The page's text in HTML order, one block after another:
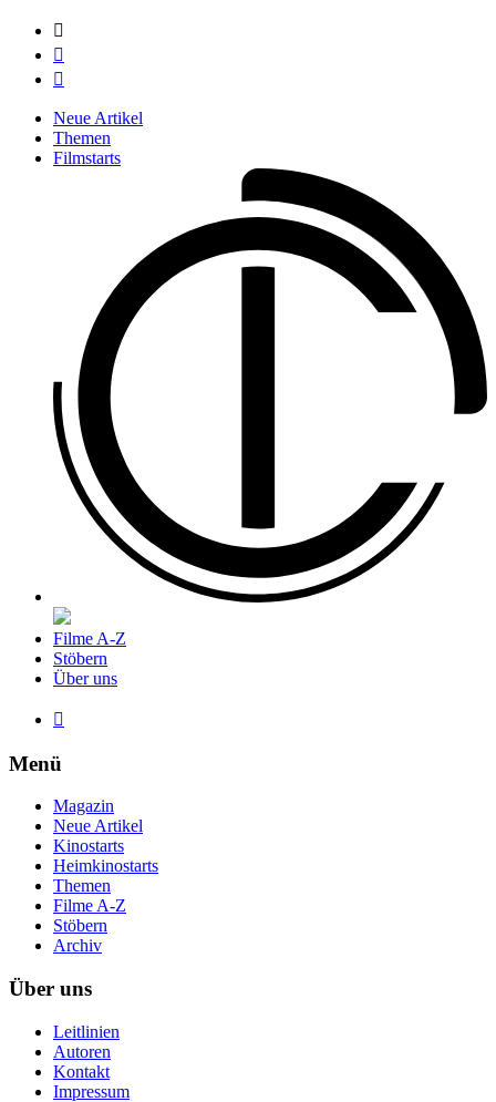



Neue Artikel
Themen
Filmstarts
Filme A-Z
Stöbern
Über uns

Menü
Magazin
Neue Artikel
Kinostarts
Heimkinostarts
Themen
Filme A-Z
Stöbern
Archiv
Über uns
Leitlinien
Autoren
Kontakt
Impressum